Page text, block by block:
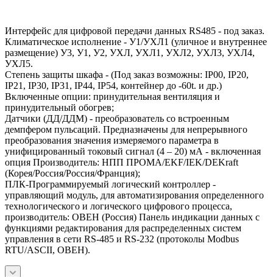
Интерфейс для цифровой передачи данных RS485 - под заказ.
Климатическое исполнение - У1/УХЛ1 (уличное и внутреннее
размещение) У3, У1, У2, УХЛ, УХЛ1, УХЛ2, УХЛ3, УХЛ4,
УХЛ5.
Степень защиты шкафа - (Под заказ возможны: IP00, IP20,
IP21, IP30, IP31, IP44, IP54, контейнер до -60t. и др.)
Включенные опции: принудительная вентиляция и
принудительный обогрев;
Датчики (ДД/ДДМ) - преобразователь со встроенным
демпфером пульсаций. Предназначены для непрерывного
преобразования значения измеряемого параметра в
унифицированный токовый сигнал (4 – 20) мА - включенная
опция Производитель: НПП ПРОМА/EKF/IEK/DEKraft
(Корея/Россия/Россия/Франция);
ПЛК-Программируемый логический контроллер -
управляющий модуль, для автоматизирования определенного
технологического и логического цифрового процесса,
производитель: ОВЕН (Россия) Панель индикации данных с
функциями редактирования для распределенных систем
управления в сети RS-485 и RS-232 (протоколы Modbus
RTU/ASCII, ОВЕН).